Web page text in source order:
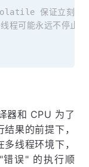
保证立刻刷
可能永远不停止（
器和 CPU 为了
果的前提下，
线程环境下，
误" 的执行顺